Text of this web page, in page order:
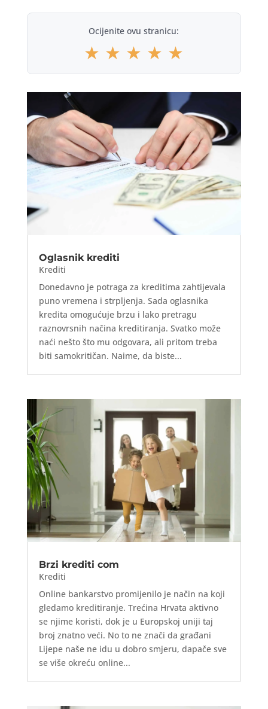
Ocijenite ovu stranicu:
★ ★ ★ ★ ★
Oglasnik krediti
Krediti
Donedavno je potraga za kreditima zahtijevala
puno vremena i strpljenja. Sada oglasnika
kredita omogućuje brzu i lako pretragu
raznovrsnih načina kreditiranja. Svatko može
naći nešto što mu odgovara, ali pritom treba
biti samokritičan. Naime, da biste...
Brzi krediti com
Krediti
Online bankarstvo promijenilo je način na koji
gledamo kreditiranje. Trećina Hrvata aktivno
se njime koristi, dok je u Europskoj uniji taj
broj znatno veći. No to ne znači da građani
Lijepe naše ne idu u dobro smjeru, dapače sve
se više okreću online...